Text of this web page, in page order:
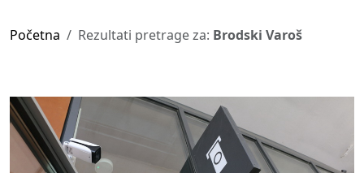
Početna Rezultati pretrage za: Brodski Varoš